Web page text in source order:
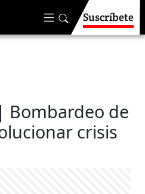
Suscríbete
Bombardeo de
crisis